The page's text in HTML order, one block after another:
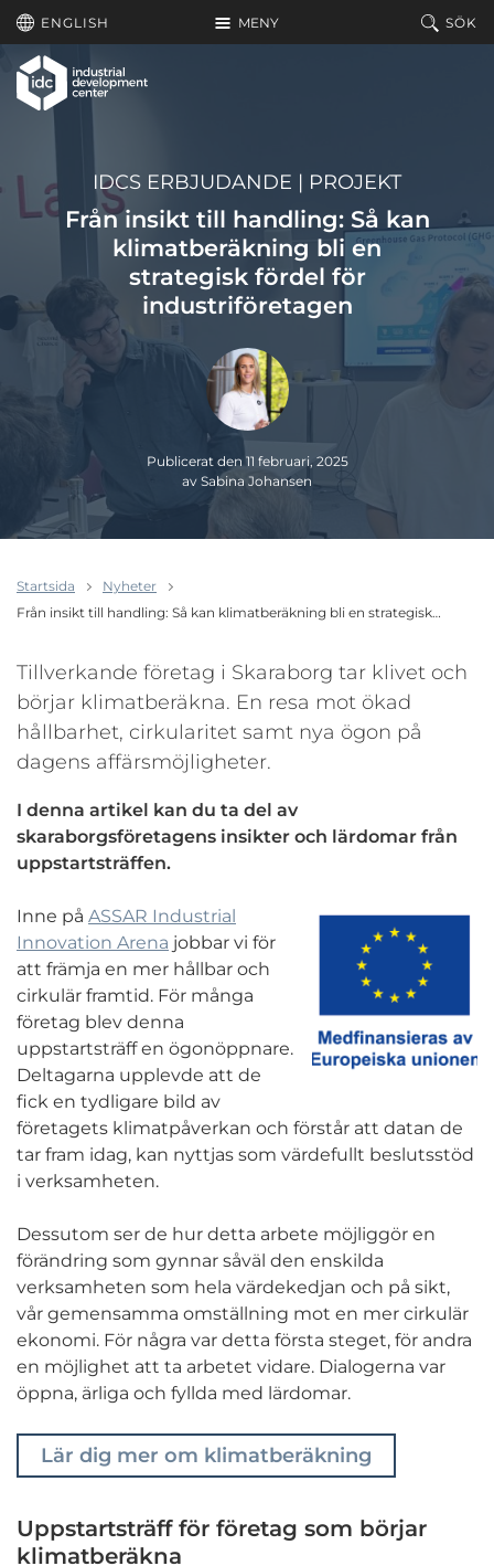
Hoppa till huvudinnehållet
MENY
ENGLISH SÖK
IDCS ERBJUDANDE | PROJEKT
Från insikt till handling: Så kan
klimatberäkning bli en
strategisk fördel för
industriföretagen
Publicerat den 11 februari, 2025
av Sabina Johansen
Startsida
Nyheter
Från insikt till handling: Så kan klimatberäkning bli en strategisk…
Tillverkande företag i Skaraborg tar klivet och
börjar klimatberäkna. En resa mot ökad
hållbarhet, cirkularitet samt nya ögon på
dagens affärsmöjligheter.
I denna artikel kan du ta del av
skaraborgsföretagens insikter och lärdomar från
uppstartsträffen.
Inne på ASSAR Industrial
Innovation Arena jobbar vi för
att främja en mer hållbar och
cirkulär framtid. För många
företag blev denna
uppstartsträff en ögonöppnare.
Deltagarna upplevde att de
fick en tydligare bild av
företagets klimatpåverkan och förstår att datan de
tar fram idag, kan nyttjas som värdefullt beslutsstöd
i verksamheten.
Dessutom ser de hur detta arbete möjliggör en
förändring som gynnar såväl den enskilda
verksamheten som hela värdekedjan och på sikt,
vår gemensamma omställning mot en mer cirkulär
ekonomi. För några var detta första steget, för andra
en möjlighet att ta arbetet vidare. Dialogerna var
öppna, ärliga och fyllda med lärdomar.
Lär dig mer om klimatberäkning
Uppstartsträff för företag som börjar
klimatberäkna